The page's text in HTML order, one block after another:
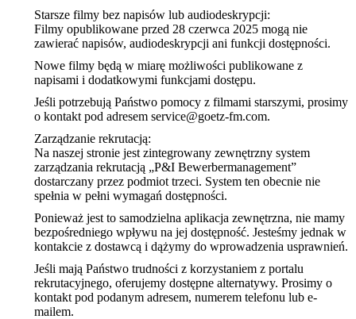
Starsze filmy bez napisów lub audiodeskrypcji:
Filmy opublikowane przed 28 czerwca 2025 mogą nie
zawierać napisów, audiodeskrypcji ani funkcji dostępności.
Nowe filmy będą w miarę możliwości publikowane z
napisami i dodatkowymi funkcjami dostępu.
Jeśli potrzebują Państwo pomocy z filmami starszymi, prosimy
o kontakt pod adresem service@goetz-fm.com.
Zarządzanie rekrutacją:
Na naszej stronie jest zintegrowany zewnętrzny system
zarządzania rekrutacją „P&I Bewerbermanagement”
dostarczany przez podmiot trzeci. System ten obecnie nie
spełnia w pełni wymagań dostępności.
Ponieważ jest to samodzielna aplikacja zewnętrzna, nie mamy
bezpośredniego wpływu na jej dostępność. Jesteśmy jednak w
kontakcie z dostawcą i dążymy do wprowadzenia usprawnień.
Jeśli mają Państwo trudności z korzystaniem z portalu
rekrutacyjnego, oferujemy dostępne alternatywy. Prosimy o
kontakt pod podanym adresem, numerem telefonu lub e-
mailem.